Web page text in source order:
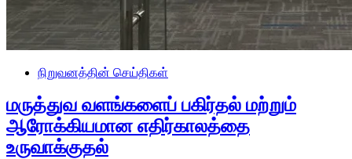
நிறுவனத்தின் செய்திகள்
மருத்துவ வளங்களைப் பகிர்தல் மற்றும்
ஆரோக்கியமான எதிர்காலத்தை
உருவாக்குதல்